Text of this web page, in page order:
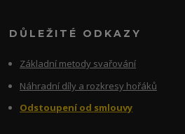
DŮLEŽITÉ ODKAZY
Základní metody svařování
Náhradní díly a rozkresy hořáků
Odstoupení od smlouvy